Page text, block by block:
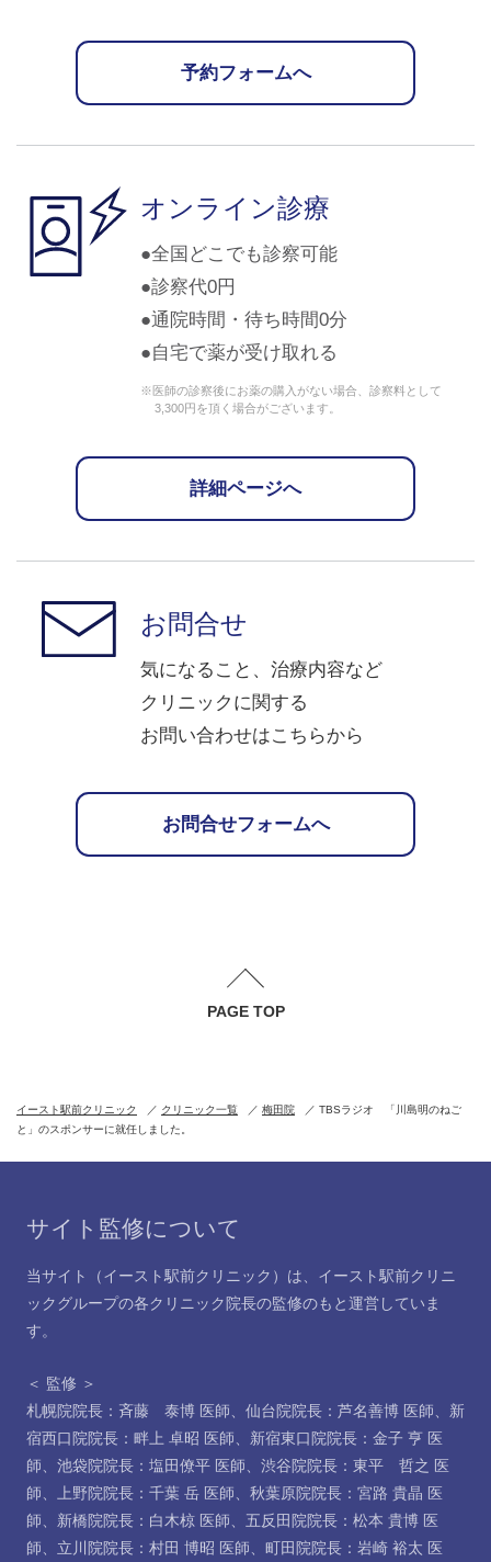
予約フォームへ
オンライン診療
全国どこでも診察可能
診察代0円
通院時間・待ち時間0分
自宅で薬が受け取れる
※医師の診察後にお薬の購入がない場合、診察料として
3,300円を頂く場合がございます。
詳細ページへ
お問合せ
気になること、治療内容など
クリニックに関する
お問い合わせはこちらから
お問合せフォームへ
PAGE TOP
イースト駅前クリニック クリニック一覧 梅田院
TBSラジオ 「川島明のねご
と」のスポンサーに就任しました。
サイト監修について
当サイト（イースト駅前クリニック）は、イースト駅前クリニ
ックグループの各クリニック院長の監修のもと運営していま
す。
＜ 監修 ＞
札幌院院長：斉藤 泰博 医師、 仙台院院長：芦名善博 医師、 新
宿西口院院長：畔上 卓昭 医師、 新宿東口院院長：金子 亨 医
師、 池袋院院長：塩田僚平 医師、 渋谷院院長：東平 哲之 医
師、 上野院院長：千葉 岳 医師、 秋葉原院院長：宮路 貴晶 医
師、 新橋院院長：白木椋 医師、 五反田院院長：松本 貴博 医
師、 立川院院長：村田 博昭 医師、 町田院院長：岩崎 裕太 医